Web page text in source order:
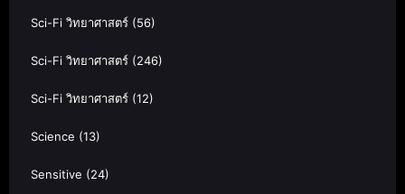
Sci-Fi วิทยาศาสตร์ (56)
Sci-Fi วิทยาศาสตร์ (246)
Sci-Fi วิทยาศาสตร์ (12)
Science (13)
Sensitive (24)